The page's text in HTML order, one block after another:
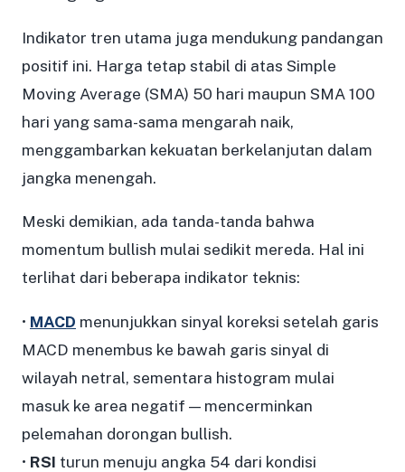
Indikator tren utama juga mendukung pandangan
positif ini. Harga tetap stabil di atas Simple
Moving Average (SMA) 50 hari maupun SMA 100
hari yang sama-sama mengarah naik,
menggambarkan kekuatan berkelanjutan dalam
jangka menengah.
Meski demikian, ada tanda-tanda bahwa
momentum bullish mulai sedikit mereda. Hal ini
terlihat dari beberapa indikator teknis:
• MACD menunjukkan sinyal koreksi setelah garis
MACD menembus ke bawah garis sinyal di
wilayah netral, sementara histogram mulai
masuk ke area negatif — mencerminkan
pelemahan dorongan bullish.
• RSI turun menuju angka 54 dari kondisi